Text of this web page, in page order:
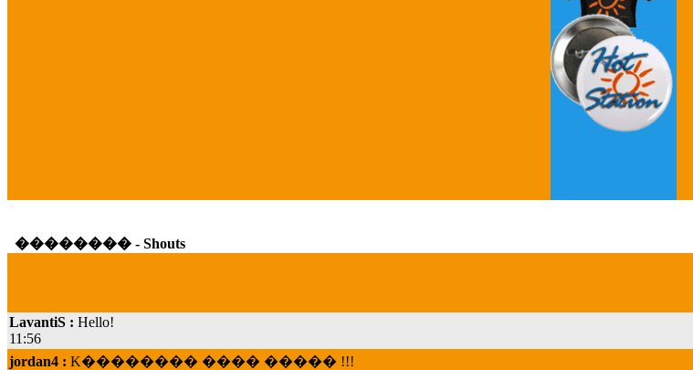
Grey's Anatomy
�������� - Shouts
11:56
jordan4 :K�������� ���� ����� !!!
19:45